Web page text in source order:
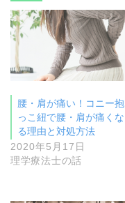
腰・肩が痛い！コニー抱
っこ紐で腰・肩が痛くな
る理由と対処方法
2020年5月17日
理学療法士の話